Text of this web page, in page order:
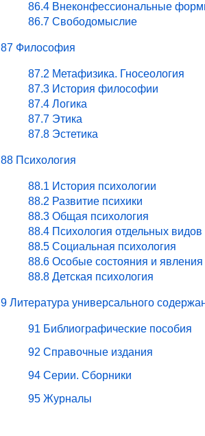
86.4 Внеконфессиональные
86.7 Свободомыслие
87 Философия
87.2 Метафизика. Гносеология
87.3 История философии
87.4 Логика
87.7 Этика
87.8 Эстетика
88 Психология
88.1 История психологии
88.2 Развитие психики
88.3 Общая психология
88.4 Психология отдельных
88.5 Социальная психология
88.6 Особые состояния и явления
88.8 Детская психология
9 Литература универсального
91 Библиографические пособия
92 Справочные издания
94 Серии. Сборники
95 Журналы